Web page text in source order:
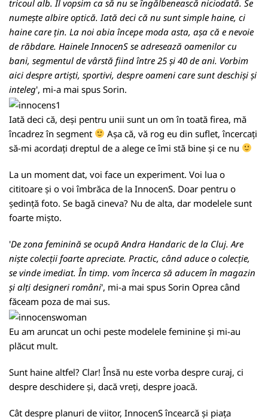
tricoul alb. Îl vopsim ca să nu se îngălbenească niciodată. Se
numește albire optică. Iată deci că nu sunt simple haine, ci
haine care țin. La noi abia începe moda asta, așa că e nevoie
de răbdare. Hainele InnocenS se adresează oamenilor cu
bani, segmentul de vârstă fiind între 25 și 40 de ani. Vorbim
aici despre artiști, sportivi, despre oameni care sunt deschiși și
inteleg', mi-a mai spus Sorin.
Iată deci că, deși pentru unii sunt un om în toată firea, mă
încadrez în segment
Așa că, vă rog eu din suflet, încercați
să-mi acordați dreptul de a alege ce îmi stă bine și ce nu
La un moment dat, voi face un experiment. Voi lua o
cititoare și o voi îmbrăca de la InnocenS. Doar pentru o
ședință foto. Se bagă cineva? Nu de alta, dar modelele sunt
foarte mișto.
'De zona feminină se ocupă Andra Handaric de la Cluj. Are
niște colecții foarte apreciate. Practic, când aduce o colecție,
se vinde imediat. În timp. vom încerca să aducem în magazin
și alți designeri români', mi-a mai spus Sorin Oprea când
făceam poza de mai sus.
Eu am aruncat un ochi peste modelele feminine și mi-au
plăcut mult.
Sunt haine altfel? Clar! Însă nu este vorba despre curaj, ci
despre deschidere și, dacă vreți, despre joacă.
Cât despre planuri de viitor, InnocenS încearcă și piața